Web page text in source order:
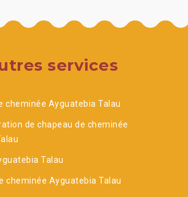
services
cheminée Ayguatebia Talau
de chapeau de cheminée
Talau
cheminée Ayguatebia Talau